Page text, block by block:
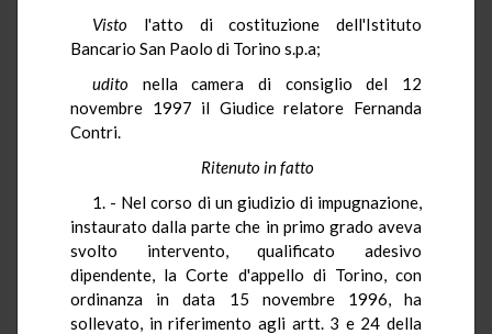
Visto l'atto di costituzione dell'Istituto
Bancario San Paolo di Torino s.p.a;
udito nella camera di consiglio del 12
novembre 1997 il Giudice relatore Fernanda
Contri.
Ritenuto in fatto
1. - Nel corso di un giudizio di impugnazione,
instaurato dalla parte che in primo grado aveva
svolto intervento, qualificato adesivo
dipendente, la Corte d'appello di Torino, con
ordinanza in data 15 novembre 1996, ha
sollevato, in riferimento agli artt. 3 e 24 della